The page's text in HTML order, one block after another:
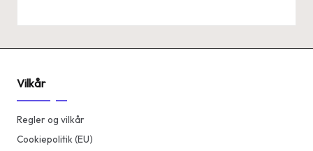
Vilkår
Regler og vilkår
Cookiepolitik (EU)